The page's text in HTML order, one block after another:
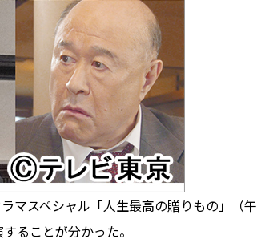
マスペシャル「人生最高の贈りもの」（午
ることが分かった。